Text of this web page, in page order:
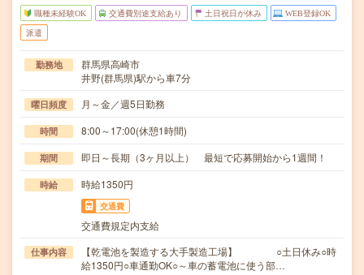
職種未経験OK 交通費別途支給あり 土日祝日が休み WEB登録OK
派遣
勤務地
群馬県高崎市
井野(群馬県)駅から車7分
曜日頻度 月～金／週5日勤務
時間 8:00～17:00(休憩1時間)
期間 即日～長期（3ヶ月以上） 最短で応募開始から1週間！
時給 時給1350円
交通費
交通費規定内支給
仕事内容
【乾電池を製造する大手製造工場】 ○土日休み○時
給1350円○車通勤OK○～車の蓄電池に使う部…